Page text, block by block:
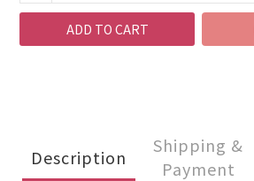
ADD TO CART
Description
Shipping &
Payment